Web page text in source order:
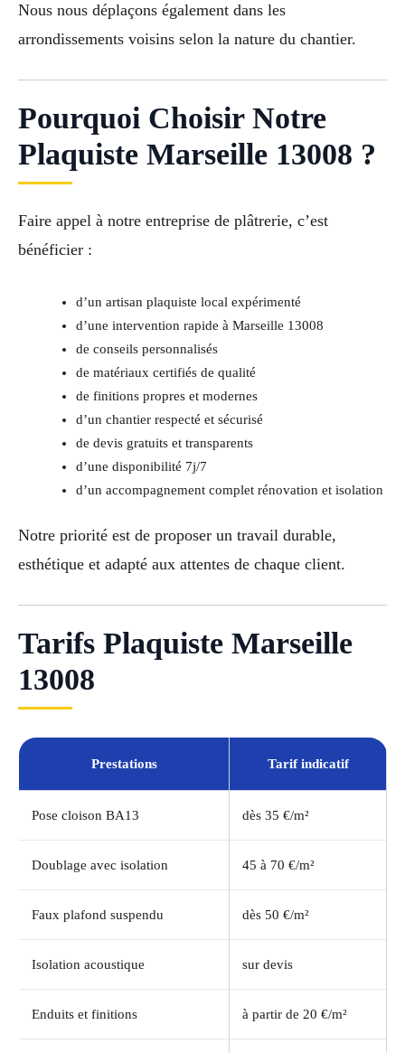
Nous nous déplaçons également dans les
arrondissements voisins selon la nature du chantier.
Pourquoi Choisir Notre
Plaquiste Marseille 13008 ?
Faire appel à notre entreprise de plâtrerie, c’est
bénéficier :
d’un artisan plaquiste local expérimenté
d’une intervention rapide à Marseille 13008
de conseils personnalisés
de matériaux certifiés de qualité
de finitions propres et modernes
d’un chantier respecté et sécurisé
de devis gratuits et transparents
d’une disponibilité 7j/7
d’un accompagnement complet rénovation et isolation
Notre priorité est de proposer un travail durable,
esthétique et adapté aux attentes de chaque client.
Tarifs Plaquiste Marseille
13008
Prestations Tarif indicatif
Pose cloison BA13 dès 35 €/m²
Doublage avec isolation 45 à 70 €/m²
Faux plafond suspendu dès 50 €/m²
Isolation acoustique sur devis
Enduits et finitions à partir de 20 €/m²